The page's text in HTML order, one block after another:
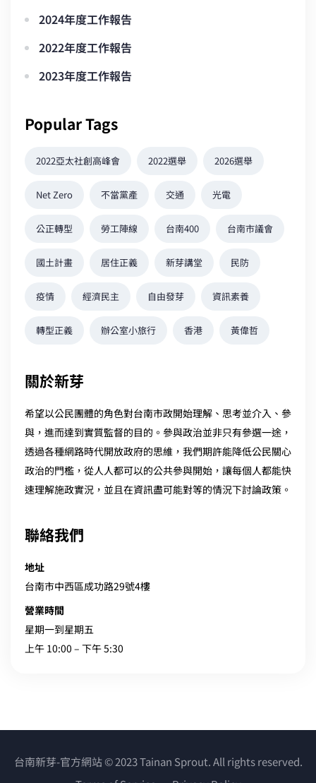
2024年度工作報告
2022年度工作報告
2023年度工作報告
Popular Tags
2022亞太社創高峰會 2022選舉 2026選舉
Net Zero 不當黨產 交通 光電
公正轉型 勞工陣線 台南400 台南市議會
國土計畫 居住正義 新芽講堂 民防
疫情 經濟民主 自由發芽 資訊素養
轉型正義 辦公室小旅行 香港 黃偉哲
關於新芽
希望以公民團體的角色對台南市政開始理解、思考並介入、參
與，進而達到實質監督的目的。參與政治並非只有參選一途，
透過各種網路時代開放政府的思維，我們期許能降低公民關心
政治的門檻，從人人都可以的公共參與開始，讓每個人都能快
速理解施政實況，並且在資訊盡可能對等的情況下討論政策。
聯絡我們
地址
台南市中西區成功路29號4樓
營業時間
星期一到星期五
上午 10:00 – 下午 5:30
台南新芽-官方網站 © 2023 Tainan Sprout. All rights reserved.